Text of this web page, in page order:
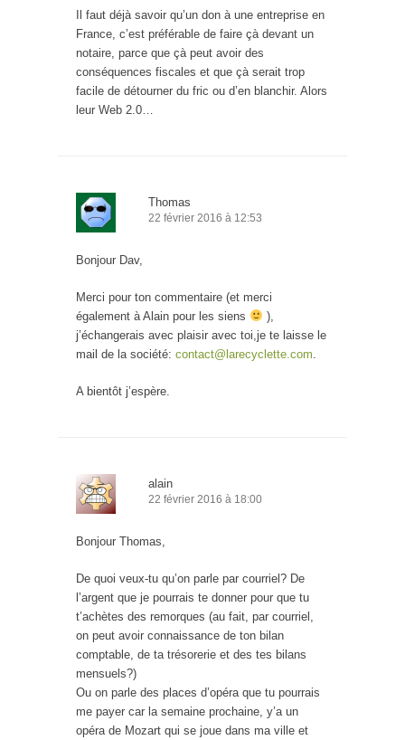
Il faut déjà savoir qu’un don à une entreprise en
France, c’est préférable de faire çà devant un
notaire, parce que çà peut avoir des
conséquences fiscales et que çà serait trop
facile de détourner du fric ou d’en blanchir. Alors
leur Web 2.0…
Thomas
22 février 2016 à 12:53
Bonjour Dav,
Merci pour ton commentaire (et merci
également à Alain pour les siens
),
j’échangerais avec plaisir avec toi,je te laisse le
mail de la société: contact@larecyclette.com
A bientôt j’espère.
alain
22 février 2016 à 18:00
Bonjour Thomas,
De quoi veux-tu qu’on parle par courriel? De
l’argent que je pourrais te donner pour que tu
t’achètes des remorques (au fait, par courriel,
on peut avoir connaissance de ton bilan
comptable, de ta trésorerie et des tes bilans
mensuels?)
Ou on parle des places d’opéra que tu pourrais
me payer car la semaine prochaine, y’a un
opéra de Mozart qui se joue dans ma ville et